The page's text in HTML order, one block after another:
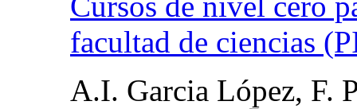
facultad de ciencias
A.I. Garcia López, F.